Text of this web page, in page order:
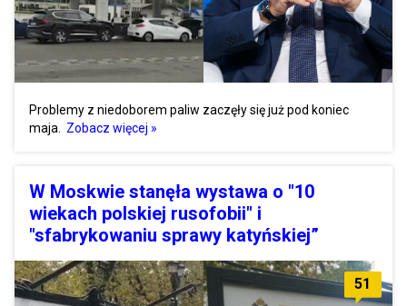
Problemy z niedoborem paliw zaczęły się już pod koniec
maja. Zobacz więcej »
W Moskwie stanęła wystawa o "10
wiekach polskiej rusofobii" i
"sfabrykowaniu sprawy katyńskiej”
51